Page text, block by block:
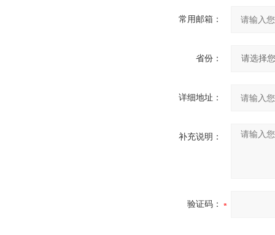
常用邮箱：
省份：
详细地址：
补充说明：
验证码：